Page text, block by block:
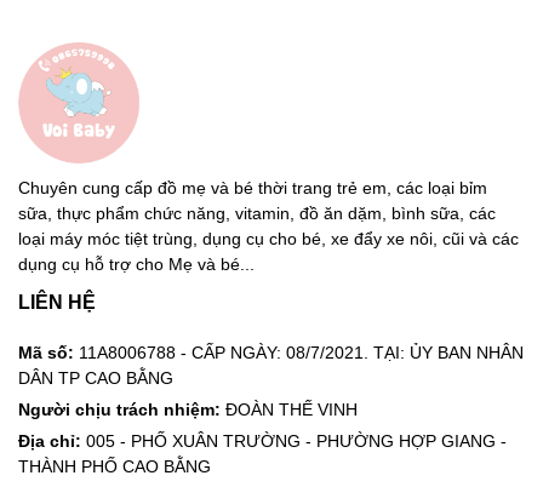
Chuyên cung cấp đồ mẹ và bé thời trang trẻ em, các loại bỉm
sữa, thực phẩm chức năng, vitamin, đồ ăn dặm, bình sữa, các
loại máy móc tiệt trùng, dụng cụ cho bé, xe đẩy xe nôi, cũi và các
dụng cụ hỗ trợ cho Mẹ và bé...
LIÊN HỆ
Mã số: 11A8006788 - CẤP NGÀY: 08/7/2021. TẠI: ỦY BAN NHÂN
DÂN TP CAO BẰNG
Người chịu trách nhiệm: ĐOÀN THẾ VINH
Địa chỉ: 005 - PHỐ XUÂN TRƯỜNG - PHƯỜNG HỢP GIANG -
THÀNH PHỐ CAO BẰNG